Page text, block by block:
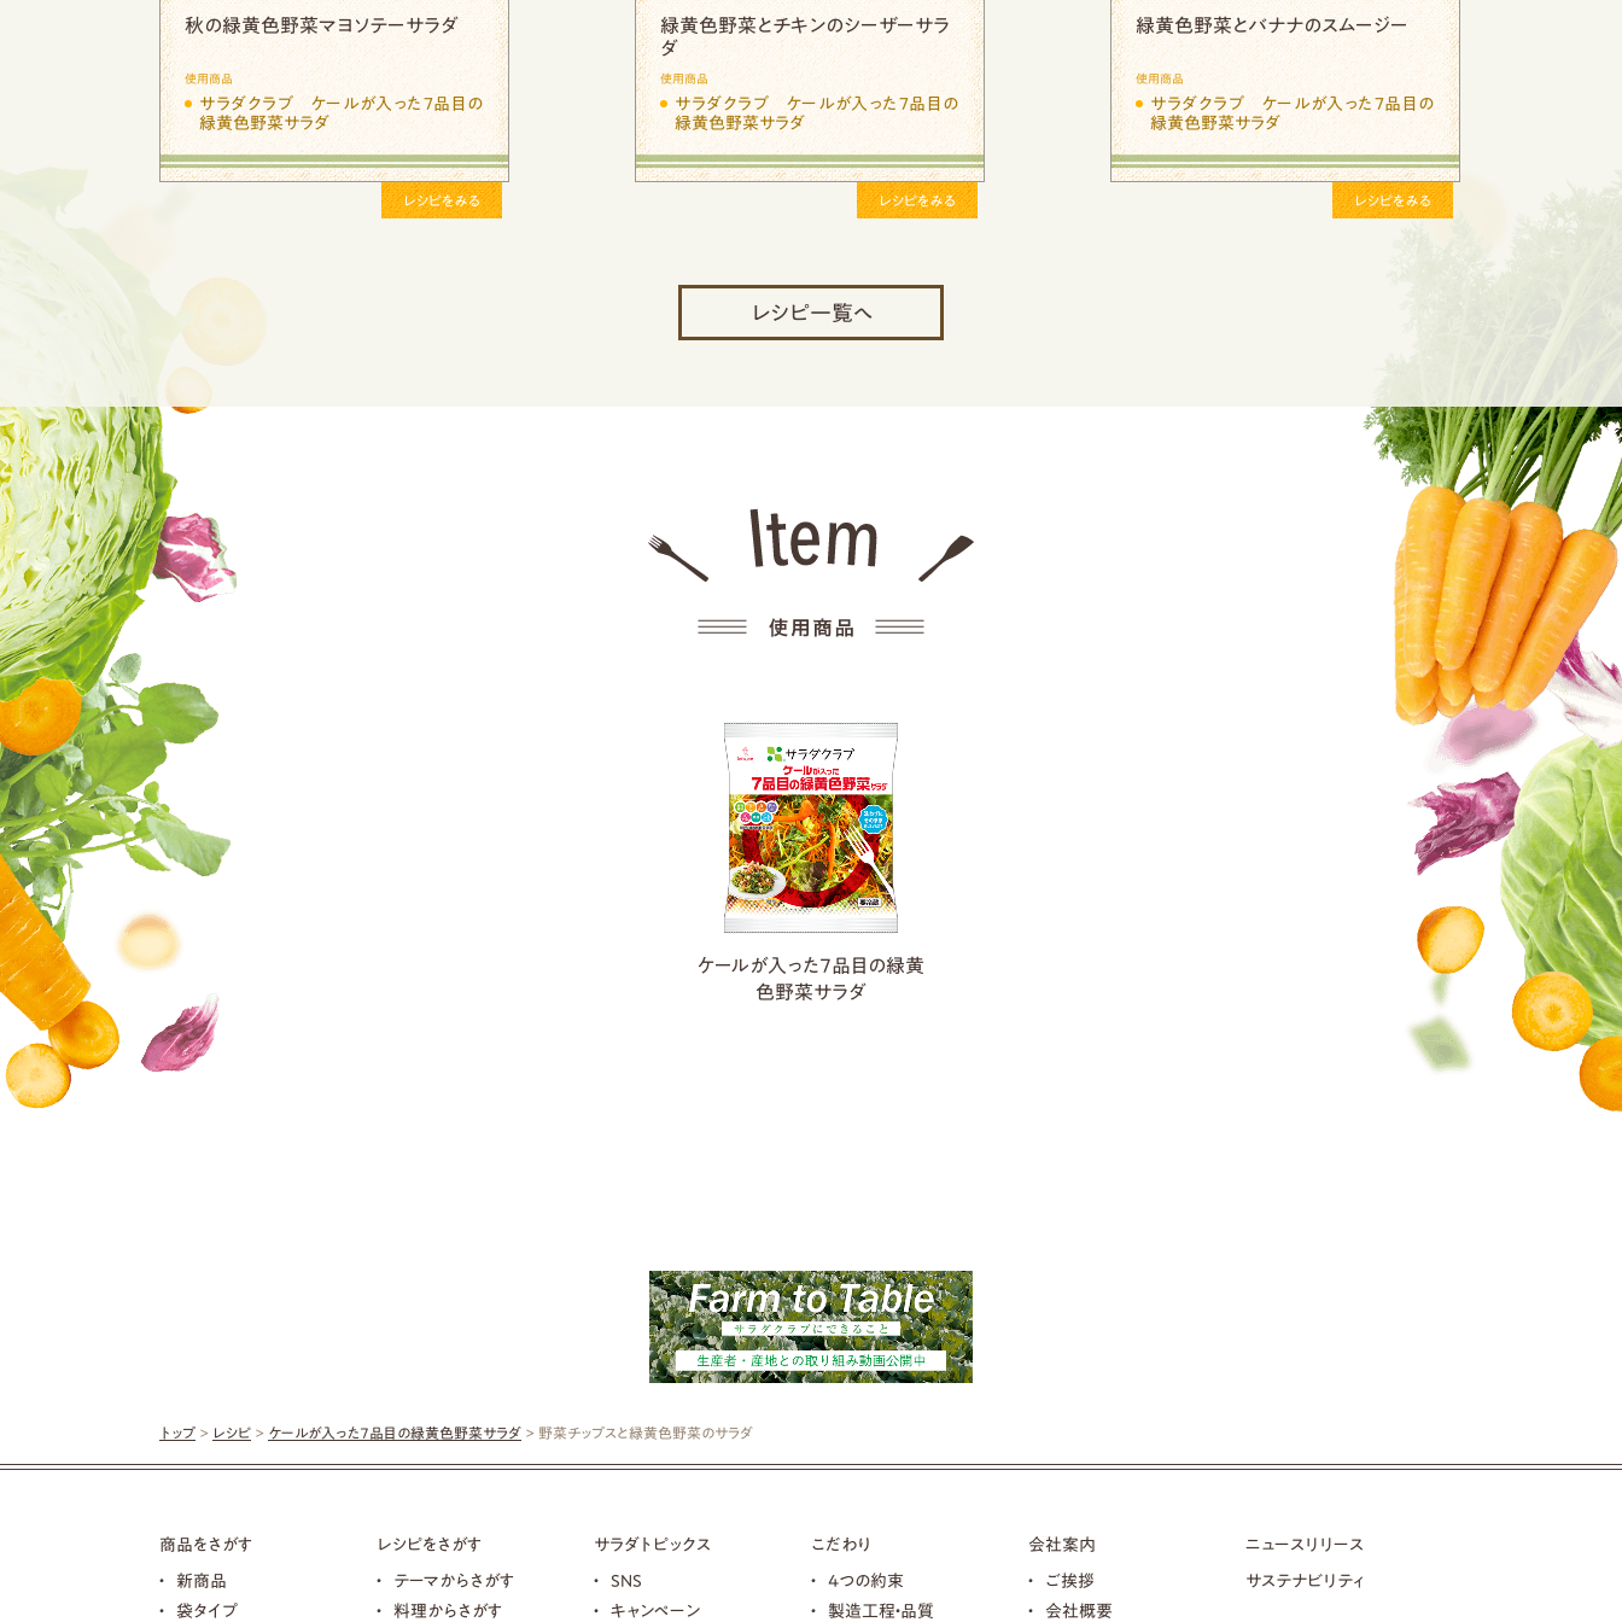
緑黄色野菜とチキンのシーザーサラ
使用商品
サラダクラブ ケールが入った７品目の
緑黄色野菜サラダ
レシピをみる
緑黄色野菜とバナナのスムージー
使用商品
サラダクラブ ケールが入った７品目の
緑黄色野菜サラダ
レシピをみる
緑黄色野菜のラペ風サラダ
使用商品
サラダクラブ ケールが入った７品目の
緑黄色野菜サラダ
レシピをみる
レシピ一覧へ
ケールが入った７品目の緑黄
色野菜サラダ
トップ > レシピ > ケールが入った７品目の緑黄色野菜サラダ > 野菜チップスと緑黄色野菜のサラダ
商品をさがす
新商品
袋タイプ
レシピをさがす
テーマからさがす
料理からさがす
サラダトピックス
SNS
キャンペーン
こだわり
4つの約束
製造工程・品質
会社案内
ご挨拶
会社概要
ニュースリリース
サステナビリティ